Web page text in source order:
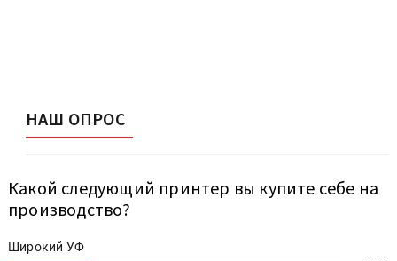
НАШ ОПРОС
Какой следующий принтер вы купите себе на
производство?
Широкий УФ